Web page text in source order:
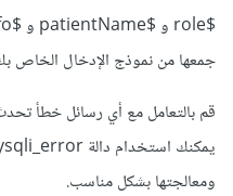
جمعها من نموذج الإدخال الخاص
ومعالجتها بشكل مناسب.